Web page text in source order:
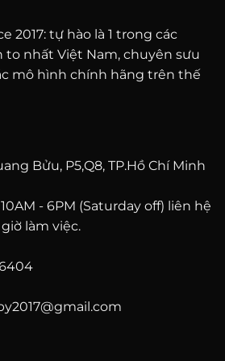
2017: tự hào là 1 trong các
nhất Việt Nam, chuyên sưu
mô hình chính hãng trên thế
Bửu, P5,Q8, TP.Hồ Chí Minh
- 6PM (Saturday off) liên hệ
làm việc.